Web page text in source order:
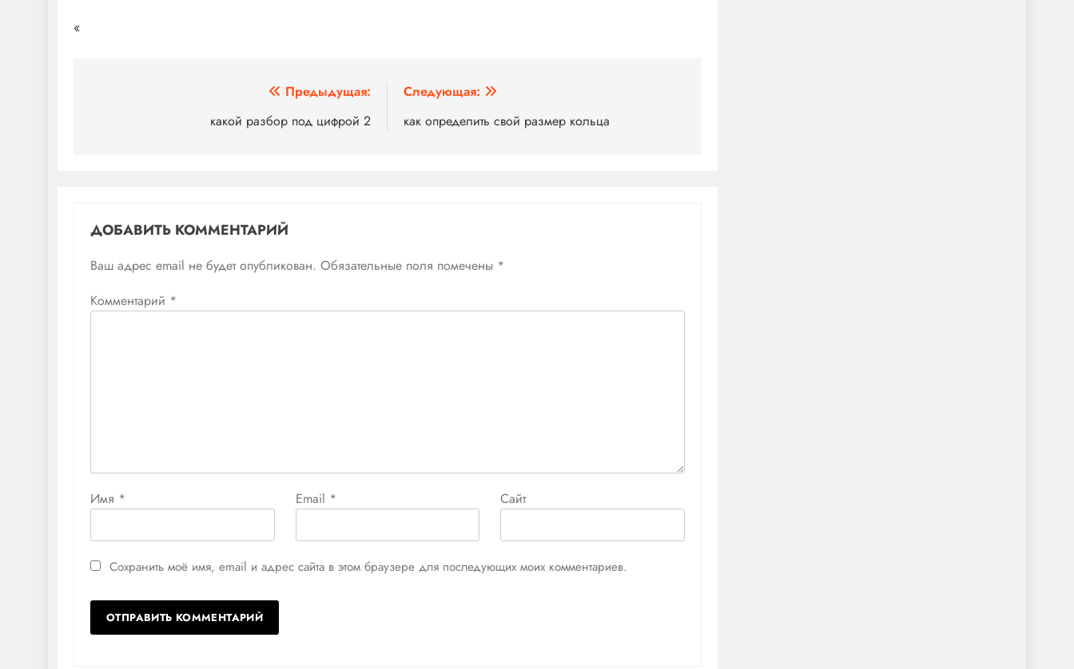
«
Предыдущая:
какой разбор под цифрой 2
Следующая:
как определить свой размер кольца
ДОБАВИТЬ КОММЕНТАРИЙ
Ваш адрес email не будет опубликован. Обязательные поля помечены *
Комментарий *
Имя * Email * Сайт
Сохранить моё имя, email и адрес сайта в этом браузере для последующих моих комментариев.